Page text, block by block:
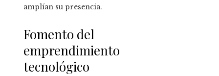
amplían su presencia.
Fomento del
emprendimiento
tecnológico